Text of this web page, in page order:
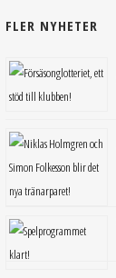
FLER NYHETER